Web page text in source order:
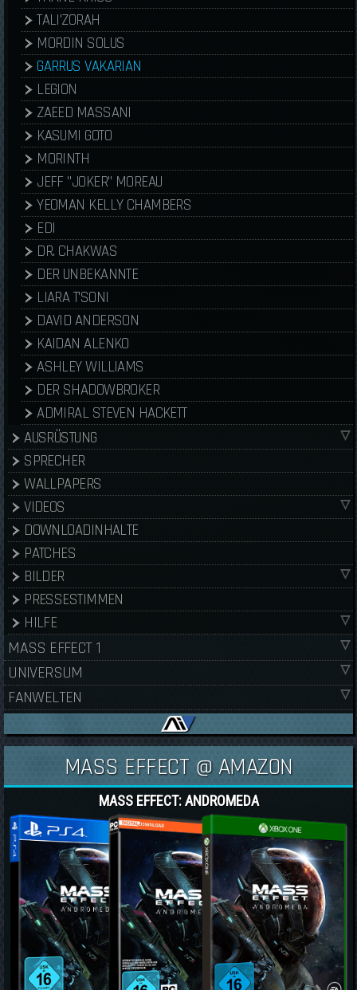
TALI'ZORAH
MORDIN SOLUS
GARRUS VAKARIAN
LEGION
ZAEED MASSANI
KASUMI GOTO
MORINTH
JEFF "JOKER" MOREAU
YEOMAN KELLY CHAMBERS
EDI
DR. CHAKWAS
DER UNBEKANNTE
LIARA T'SONI
DAVID ANDERSON
KAIDAN ALENKO
ASHLEY WILLIAMS
DER SHADOWBROKER
ADMIRAL STEVEN HACKETT
AUSRÜSTUNG
SPRECHER
WALLPAPERS
VIDEOS
DOWNLOADINHALTE
PATCHES
BILDER
PRESSESTIMMEN
HILFE
MASS EFFECT 1
UNIVERSUM
FANWELTEN
MASS EFFECT @ AMAZON
MASS EFFECT: ANDROMEDA